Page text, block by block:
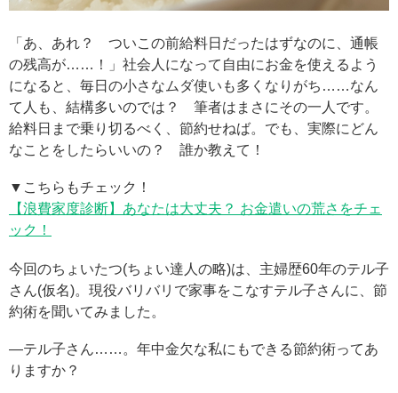
「あ、あれ？ ついこの前給料日だったはずなのに、通帳
の残高が……！」社会人になって自由にお金を使えるよう
になると、毎日の小さなムダ使いも多くなりがち……なん
て人も、結構多いのでは？ 筆者はまさにその一人です。
給料日まで乗り切るべく、節約せねば。でも、実際にどん
なことをしたらいいの？ 誰か教えて！
▼こちらもチェック！
【浪費家度診断】あなたは大丈夫？ お金遣いの荒さをチェ
ック！
今回のちょいたつ(ちょい達人の略)は、主婦歴60年のテル子
さん(仮名)。現役バリバリで家事をこなすテル子さんに、節
約術を聞いてみました。
—テル子さん……。年中金欠な私にもできる節約術ってあ
りますか？